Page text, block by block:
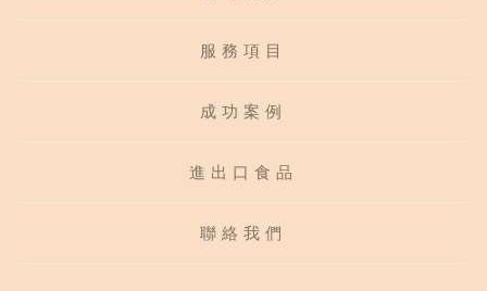
服務項目
成功案例
進出口食品
聯絡我們